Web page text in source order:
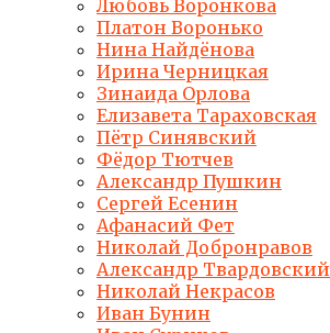
Любовь Воронкова
Платон Воронько
Нина Найдёнова
Ирина Черницкая
Зинаида Орлова
Елизавета Тараховская
Пётр Синявский
Фёдор Тютчев
Александр Пушкин
Сергей Есенин
Афанасий Фет
Николай Добронравов
Александр Твардовский
Николай Некрасов
Иван Бунин